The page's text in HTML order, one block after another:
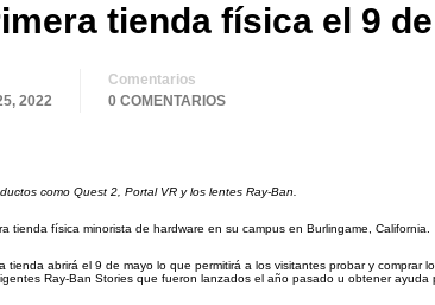
tienda física el 9
2022
Comentarios
0 COMENTARIOS
como Quest 2, Portal VR y los lentes Ray-Ban.
tienda física minorista de hardware en su campus en Burlingame, California.
tienda abrirá el 9 de mayo lo que permitirá a los visitantes probar y comprar
Ray-Ban Stories que fueron lanzados el año pasado u obtener ayuda